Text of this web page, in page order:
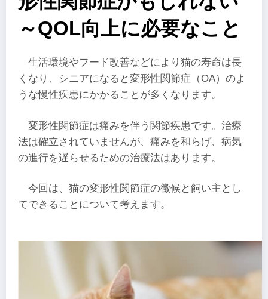
～QOL向上に必要なこと
生活環境やフード改善などにより猫の寿命は長
くなり、シニアになると変形性関節症（OA）のよ
うな慢性疾患にかかることが多くなります。
変形性関節症は痛みを伴う関節疾患です。治療
法は確立されていませんが、痛みを和らげ、病気
の進行を遅らせるための治療法はあります。
今回は、猫の変形性関節症の徴候と飼い主とし
てできることについて考えます。